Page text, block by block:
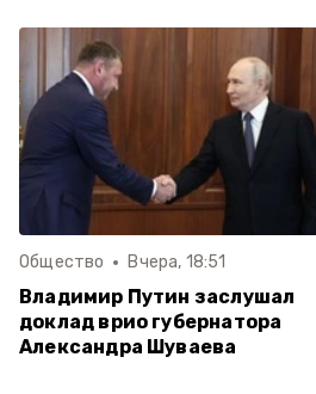
Общество Вчера, 18:51
Владимир Путин заслушал
доклад врио губернатора
Александра Шуваева